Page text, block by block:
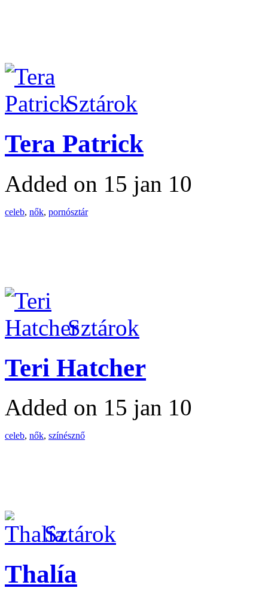
Sztárok
Tera Patrick
Added on 15 jan 10
celeb, nők, pornósztár
Sztárok
Teri Hatcher
Added on 15 jan 10
celeb, nők, színésznő
Sztárok
Thalía